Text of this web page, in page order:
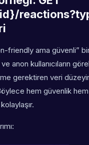
friendly ama güvenli”
anon kullanıcıların
gerektiren veri
hem güvenlik